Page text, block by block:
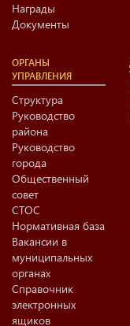
Награды
Документы
ОРГАНЫ
УПРАВЛЕНИЯ
Структура
Руководство
района
Руководство
города
Общественный
совет
СТОС
Нормативная база
Вакансии в
муниципальных
органах
Справочник
электронных
ящиков